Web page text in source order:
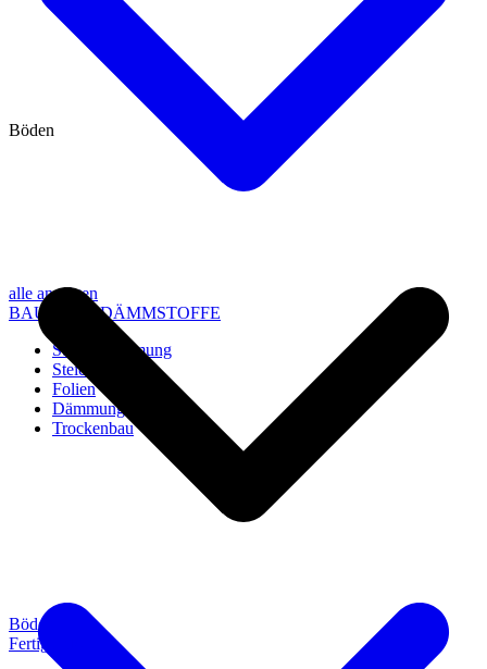
alle anzeigen
BAU- UND DÄMMSTOFFE
Steico Dämmung
Steico Zubehör
Folien
Dämmung
Trockenbau
Böden
Böden
Fertigparkett